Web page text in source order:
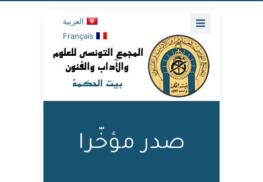
العربية
Français
صدر مؤخّرا